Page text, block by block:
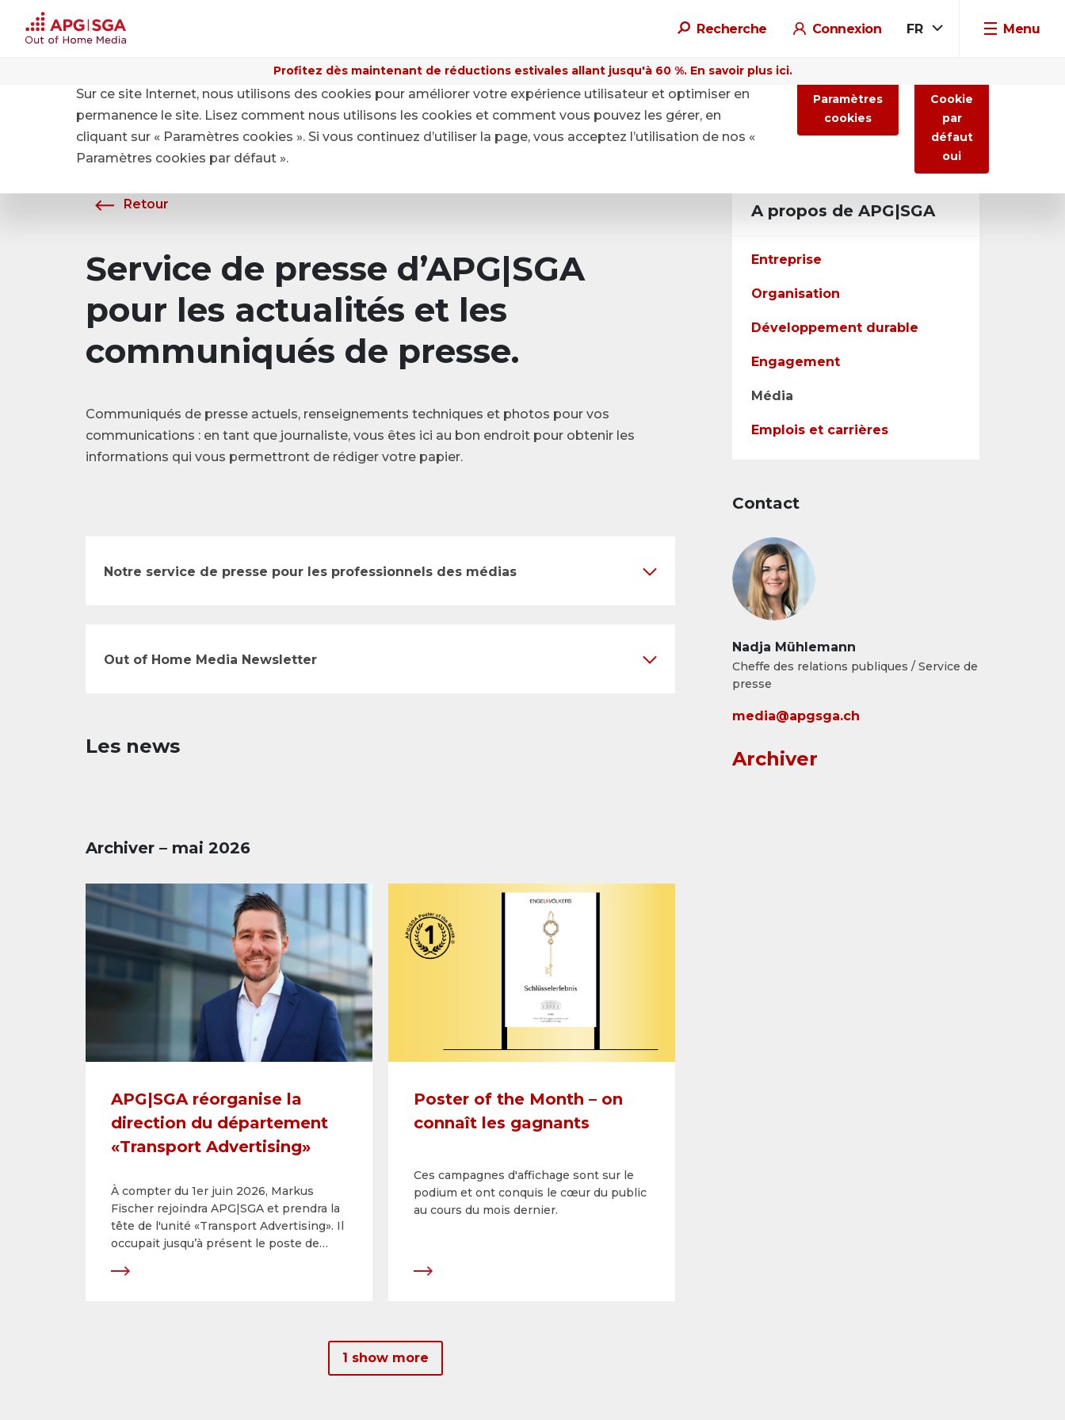
Recherche Connexion FR Menu
Profitez dès maintenant de réductions estivales allant jusqu'à 60 %. En savoir plus ici.
A propos de APG|SGA
Retour
Service de presse d’APG|SGA
pour les actualités et les
communiqués de presse.
Communiqués de presse actuels, renseignements techniques et photos pour vos
communications : en tant que journaliste, vous êtes ici au bon endroit pour obtenir les
informations qui vous permettront de rédiger votre papier.
Notre service de presse pour les professionnels des médias
Out of Home Media Newsletter
Les news
Archiver – mai 2026
APG|SGA réorganise la
direction du département
«Transport Advertising»
À compter du 1er juin 2026, Markus
Fischer rejoindra APG|SGA et prendra la
tête de l'unité «Transport Advertising». Il
occupait jusqu’à présent le poste de
Publishing&nbsp;chez CH Media et
transports publics : il a déjà travaillé pour
Poster of the Month – on
connaît les gagnants
Ces campagnes d'affichage sont sur le
podium et ont conquis le cœur du public
au cours du mois dernier.
1 show more
A propos de APG|SGA
Entreprise
Organisation
Développement durable
Engagement
Média
Emplois et carrières
Contact
Nadja Mühlemann
Cheffe des relations publiques / Service de
presse
media@apgsga.ch
Archiver
Sur ce site Internet, nous utilisons des cookies pour améliorer votre expérience utilisateur et optimiser en
permanence le site. Lisez comment nous utilisons les cookies et comment vous pouvez les gérer, en
cliquant sur « Paramètres cookies ». Si vous continuez d’utiliser la page, vous acceptez l’utilisation de nos «
Paramètres cookies par défaut ».
Paramètres
cookies
Cookie
par
défaut
oui